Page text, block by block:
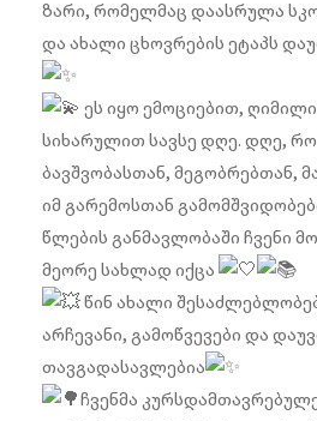
ზარი, რომელმაც დაასრულა
და ახალი ცხოვრების ეტაპს
ეს იყო ემოციებით,
სიხარულით სავსე დღე. დღე,
ბავშვობასთან, მეგობრებთან,
იმ გარემოსთან
წლების განმავლობაში ჩვენი
მეორე სახლად იქცა
წინ ახალი
არჩევანი, გამოწვევები და
თავგადასავლებია
ჩვენმა